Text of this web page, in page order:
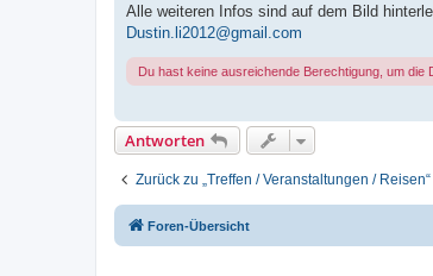
Alle weiteren Infos sind auf dem Bild
Dustin.li2012@gmail.com
Du hast keine ausreichende Berechtigung, um die
Antworten
Zurück zu „Treffen / Veranstaltungen / Reisen“
Foren-Übersicht